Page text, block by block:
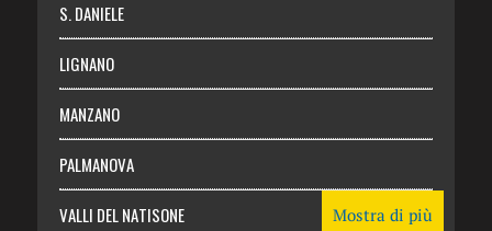
S. DANIELE
LIGNANO
MANZANO
PALMANOVA
VALLI DEL NATISONE Mostra di più